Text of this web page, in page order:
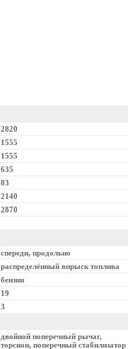
2820
1555
1555
635
83
2140
2870
спереди, продольно
распределённый впрыск топлива
бензин
19
3
двойной поперечный рычаг,
торсион, поперечный стабилизатор